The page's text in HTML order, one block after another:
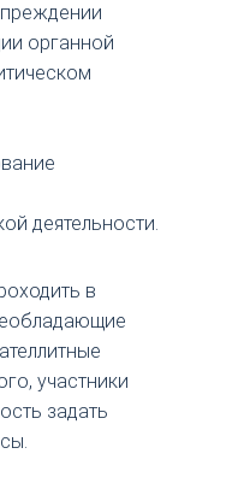
органной
деятельности.
в
участники
задать